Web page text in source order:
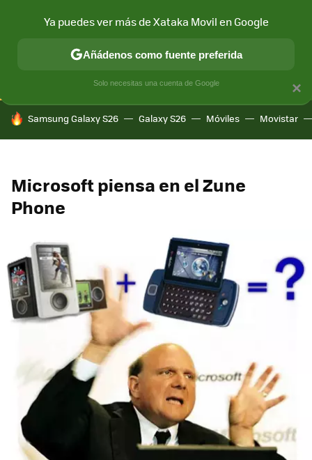
CONECTIVIDAD MÓVIL Y SOCIEDAD APLICACIONES
HOY SE HABLA DE
Samsung Galaxy S26 Galaxy S26 Móviles Movistar
Microsoft piensa en el Zune
Phone
×
Ya puedes ver más de Xataka Movil en Google
Añádenos como fuente preferida
Solo necesitas una cuenta de Google